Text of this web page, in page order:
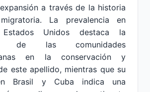
a través de la historia
La prevalencia en
Unidos destaca la
de las comunidades
en la conservación y
este apellido, mientras que su
Brasil y Cuba indica una